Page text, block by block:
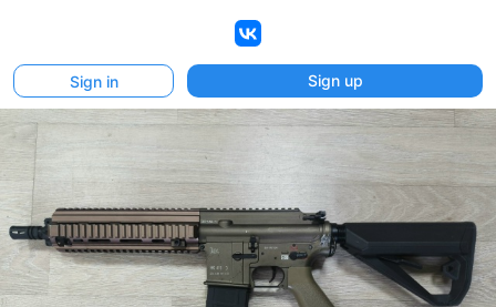
Sign in Sign up